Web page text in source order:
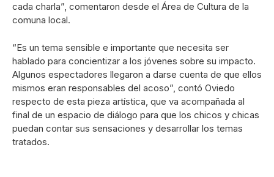
cada charla”, comentaron desde el Área de Cultura de la
comuna local.
“Es un tema sensible e importante que necesita ser
hablado para concientizar a los jóvenes sobre su impacto.
Algunos espectadores llegaron a darse cuenta de que ellos
mismos eran responsables del acoso”, contó Oviedo
respecto de esta pieza artística, que va acompañada al
final de un espacio de diálogo para que los chicos y chicas
puedan contar sus sensaciones y desarrollar los temas
tratados.